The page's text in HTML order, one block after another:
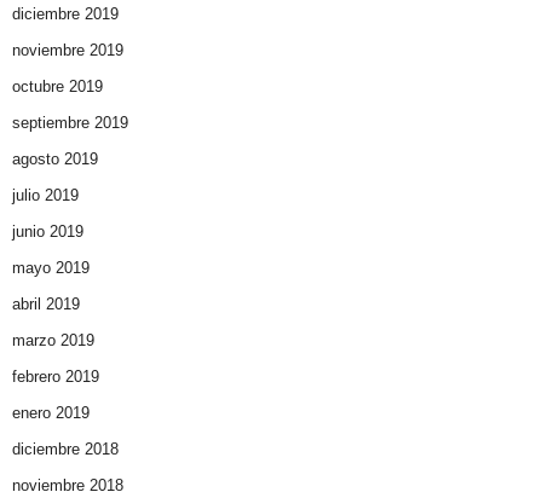
diciembre 2019
noviembre 2019
octubre 2019
septiembre 2019
agosto 2019
julio 2019
junio 2019
mayo 2019
abril 2019
marzo 2019
febrero 2019
enero 2019
diciembre 2018
noviembre 2018